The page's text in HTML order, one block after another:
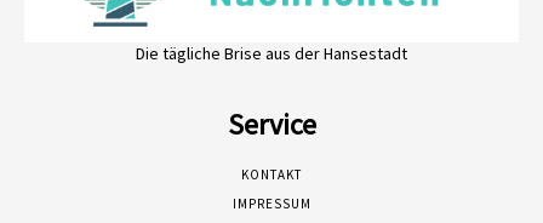
Die tägliche Brise aus der Hansestadt
Service
KONTAKT
IMPRESSUM